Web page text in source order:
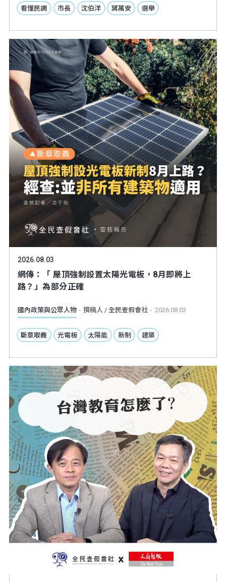
看懂民調 市長 沈伯洋 蔣萬安 選舉
2026.08.03
網傳：「 屋頂強制設置太陽光電板，8月即將上
路？」為部分正確
國內政策與公眾人物 撰稿人 / 全民查假會社 2026.08.03
斷章取義 光電板 太陽能 新制 建築